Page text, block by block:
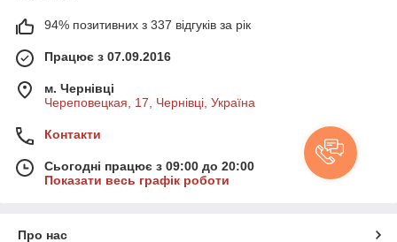
94% позитивних з 337 відгуків за рік
Працює з 07.09.2016
м. Чернівці
Череповецкая, 17, Чернівці, Україна
Контакти
Сьогодні працює з 09:00 до 20:00
Показати весь графік роботи
Про нас